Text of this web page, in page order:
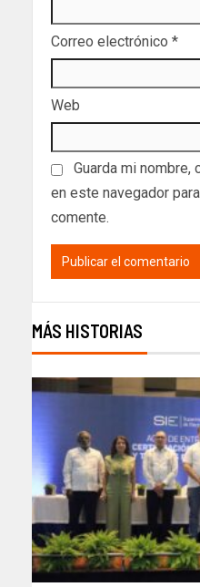
Correo electrónico *
Web
Guarda mi
en este navegador
comente.
MÁS HISTORIAS